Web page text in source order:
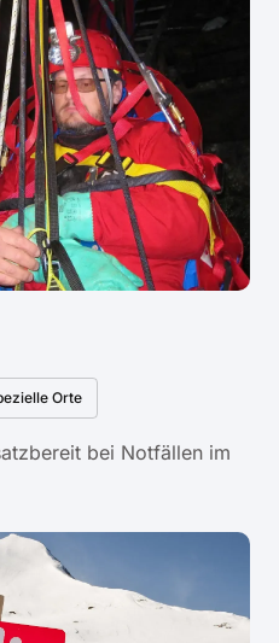
Orte
bei Notfällen im